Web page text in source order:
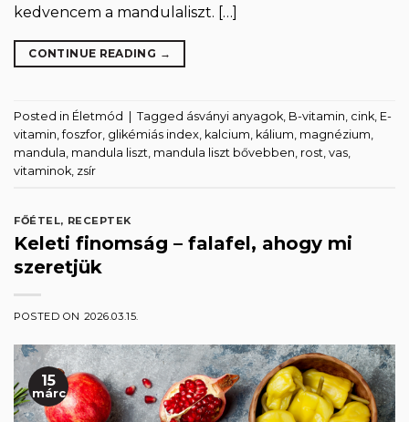
kedvencem a mandulaliszt. […]
CONTINUE READING →
Posted in Életmód | Tagged ásványi anyagok B-vitamin cink E-
vitamin ,foszfor glikémiás index kalcium kálium magnézium
mandula mandula liszt mandula liszt bővebben rost vas
vitaminok zsír
FŐÉTEL, RECEPTEK
Keleti finomság – falafel, ahogy mi
szeretjük
POSTED ON 2026.03.15.
15
márc